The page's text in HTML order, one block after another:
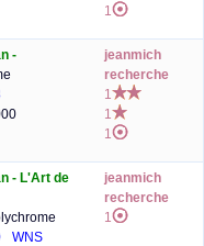
1
-
jeanmich
recherche
1
1
1
- L'Art de
WNS
jeanmich
recherche
1